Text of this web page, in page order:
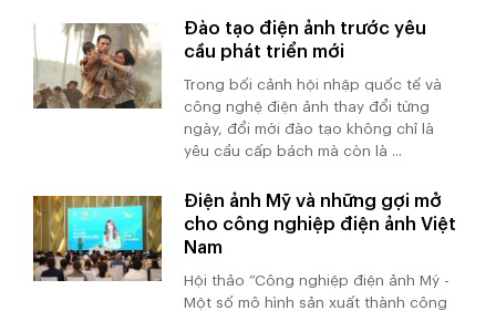
Đào tạo điện ảnh trước yêu
cầu phát triển mới
Trong bối cảnh hội nhập quốc tế và
công nghệ điện ảnh thay đổi từng
ngày, đổi mới đào tạo không chỉ là
yêu cầu cấp bách mà còn là ...
Điện ảnh Mỹ và những gợi mở
cho công nghiệp điện ảnh Việt
Nam
Hội thảo “Công nghiệp điện ảnh Mỹ -
Một số mô hình sản xuất thành công